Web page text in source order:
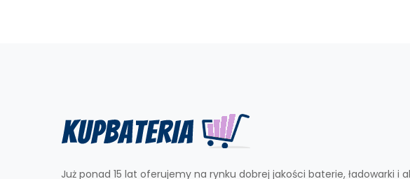
Już ponad 15 lat oferujemy na rynku dobrej jakości baterie, ładowarki i